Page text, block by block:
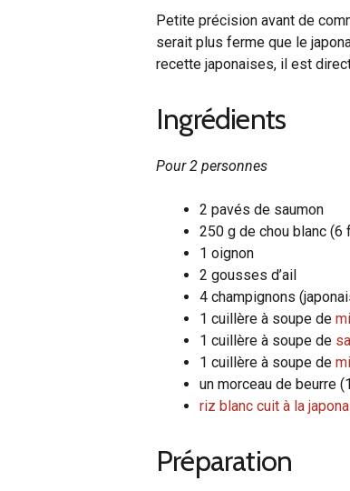
Petite précision avant de
serait plus ferme que le
recette japonaises, il est
Ingrédients
Pour 2 personnes
2 pavés de saumon
250 g de chou blanc (6
1 oignon
2 gousses d’ail
4 champignons
1 cuillère à soupe de
1 cuillère à soupe de
1 cuillère à soupe de
un morceau de beurre
riz blanc cuit à la
Préparation